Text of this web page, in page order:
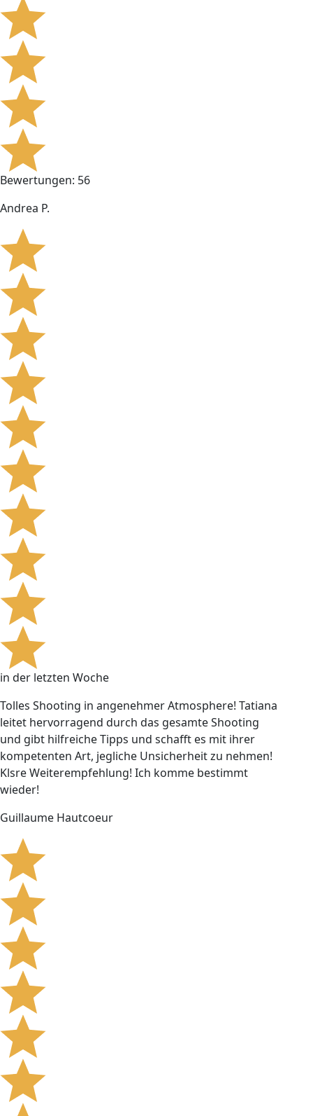
Bewertungen: 56
Andrea P.
in der letzten Woche
Tolles Shooting in angenehmer Atmosphere! Tatiana
leitet hervorragend durch das gesamte Shooting
und gibt hilfreiche Tipps und schafft es mit ihrer
kompetenten Art, jegliche Unsicherheit zu nehmen!
Klsre Weiterempfehlung! Ich komme bestimmt
wieder!
Guillaume Hautcoeur